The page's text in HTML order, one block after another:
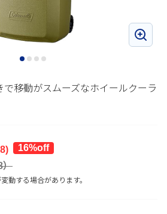
で移動がスムーズなホイールクーラ
)
16%off
）
動する場合があります。